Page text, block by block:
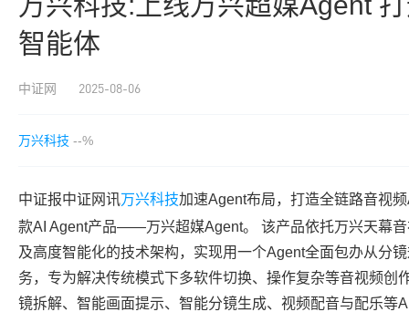
智能体
中证网 2025-08-06
万兴科技 --%
中证报中证网讯万兴科技加速Agent布局，打造全链路音视
款AI Agent产品——万兴超媒Agent。 该产品依托万兴天幕
及高度智能化的技术架构，实现用一个Agent全面包办从分
务，专为解决传统模式下多软件切换、操作复杂等音视频创
镜拆解、智能画面提示、智能分镜生成、视频配音与配乐等